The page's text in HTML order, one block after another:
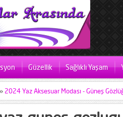
Güzellik Sağlıklı Yaşam
» 2024 Yaz Aksesuar Modası - Güneş